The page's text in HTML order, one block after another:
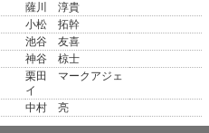
薩川 淳貴
小松 拓幹
池谷 友喜
神谷 椋士
栗田 マークアジェ
イ
中村 亮